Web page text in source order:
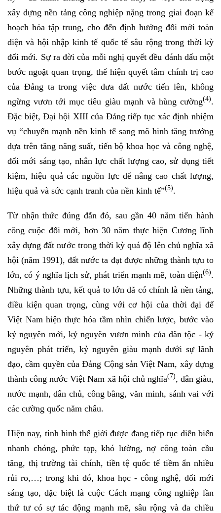
xây dựng nền tảng công nghiệp nặng trong giai đoạn kế
hoạch hóa tập trung, cho đến định hướng đổi mới toàn
diện và hội nhập kinh tế quốc tế sâu rộng trong thời kỳ
đổi mới. Sự ra đời của mỗi nghị quyết đều đánh dấu một
bước ngoặt quan trọng, thể hiện quyết tâm chính trị cao
của Đảng ta trong việc đưa đất nước tiến lên, không
ngừng vươn tới mục tiêu giàu mạnh và hùng cường(4).
Đặc biệt, Đại hội XIII của Đảng tiếp tục xác định nhiệm
vụ “chuyển mạnh nền kinh tế sang mô hình tăng trưởng
dựa trên tăng năng suất, tiến bộ khoa học và công nghệ,
đổi mới sáng tạo, nhân lực chất lượng cao, sử dụng tiết
kiệm, hiệu quả các nguồn lực để nâng cao chất lượng,
hiệu quả và sức cạnh tranh của nền kinh tế”(5).
Từ nhận thức đúng đắn đó, sau gần 40 năm tiến hành
công cuộc đổi mới, hơn 30 năm thực hiện Cương lĩnh
xây dựng đất nước trong thời kỳ quá độ lên chủ nghĩa xã
hội (năm 1991), đất nước ta đạt được những thành tựu to
lớn, có ý nghĩa lịch sử, phát triển mạnh mẽ, toàn diện(6).
Những thành tựu, kết quả to lớn đã có chính là nền tảng,
điều kiện quan trọng, cùng với cơ hội của thời đại để
Việt Nam hiện thực hóa tầm nhìn chiến lược, bước vào
kỷ nguyên mới, kỷ nguyên vươn mình của dân tộc - kỷ
nguyên phát triển, kỷ nguyên giàu mạnh dưới sự lãnh
đạo, cầm quyền của Đảng Cộng sản Việt Nam, xây dựng
thành công nước Việt Nam xã hội chủ nghĩa(7), dân giàu,
nước mạnh, dân chủ, công bằng, văn minh, sánh vai với
các cường quốc năm châu.
Hiện nay, tình hình thế giới được đang tiếp tục diễn biến
nhanh chóng, phức tạp, khó lường, nợ công toàn cầu
tăng, thị trường tài chính, tiền tệ quốc tế tiềm ẩn nhiều
rủi ro,…; trong khi đó, khoa học - công nghệ, đổi mới
sáng tạo, đặc biệt là cuộc Cách mạng công nghiệp lần
thứ tư có sự tác động mạnh mẽ, sâu rộng và đa chiều